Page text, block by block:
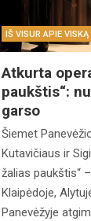
IŠ VISUR APIE VISKĄ
Atkurta
paukštis“:
garso
Šiemet
Kutavičiaus ir
žalias paukštis“
Klaipėdoje,
Panevėžyje